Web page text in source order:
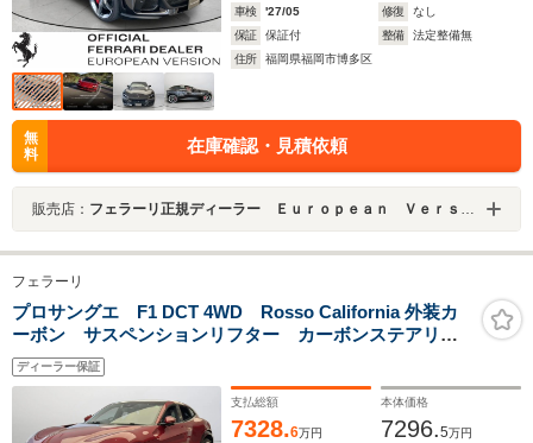
車検
'27/05 修復
なし
保証
保証付 整備
法定整備無
住所
福岡県福岡市博多区
無
料
在庫確認・見積依頼
販売店： フェラーリ正規ディーラー Ｅｕｒｏｐｅａｎ Ｖｅｒｓｉｏｎ ＨＡＫＡＴＡ
フェラーリ
プロサングエ F1 DCT 4WD Rosso California 外装カ
ーボン サスペンションリフター カーボンステアリン
グ OP810
ディーラー保証
支払総額
7328.6万円
本体価格
7296.5万円